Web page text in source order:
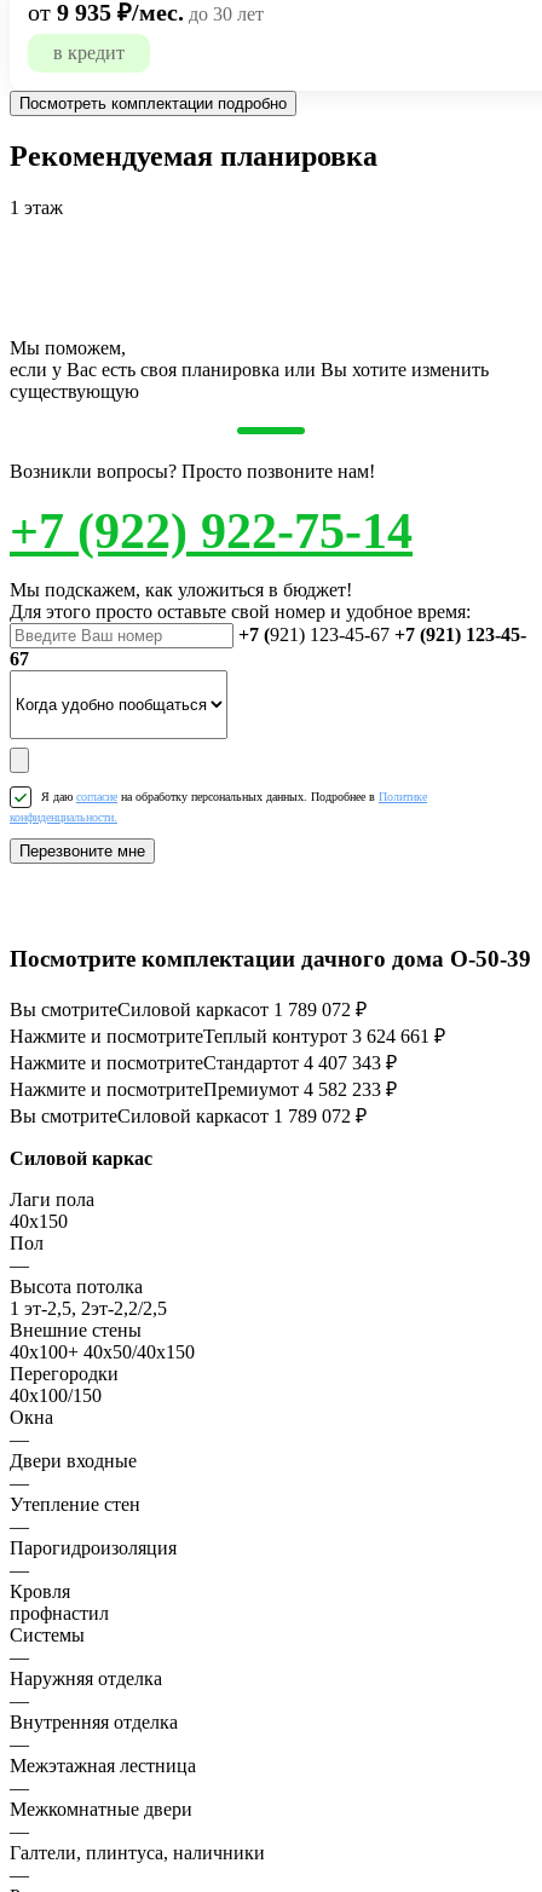
от 9 935 ₽/мес. до 30 лет
в кредит
Посмотреть комплектации подробно
Рекомендуемая планировка
1 этаж
Мы поможем,
если у Вас есть своя планировка или Вы хотите изменить
существующую
Возникли вопросы? Просто позвоните нам!
+7 (922) 922-75-14
Мы подскажем, как уложиться в бюджет!
Для этого просто оставьте свой номер и удобное время:
+7 (921) 123-45-67 +7 (921) 123-45-
67
Я даю согласие на обработку персональных данных. Подробнее в Политике
конфиденциальности.
Перезвоните мне
Посмотрите комплектации дачного дома О-50-39
Вы смотритеСиловой каркасот 1 789 072 ₽
Нажмите и посмотритеТеплый контурот 3 624 661 ₽
Нажмите и посмотритеСтандартот 4 407 343 ₽
Нажмите и посмотритеПремиумот 4 582 233 ₽
Вы смотритеСиловой каркасот 1 789 072 ₽
Силовой каркас
Лаги пола
40х150
Пол
—
Высота потолка
1 эт-2,5, 2эт-2,2/2,5
Внешние стены
40х100+ 40х50/40х150
Перегородки
40х100/150
Окна
—
Двери входные
—
Утепление стен
—
Парогидроизоляция
—
Кровля
профнастил
Системы
—
Наружняя отделка
—
Внутренняя отделка
—
Межэтажная лестница
—
Межкомнатные двери
—
Галтели, плинтуса, наличники
—